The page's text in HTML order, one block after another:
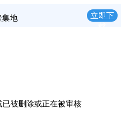
集地
立即下
被删除或正在被审核